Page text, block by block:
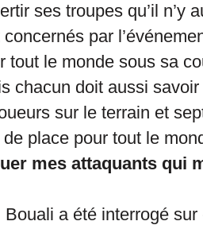
ses troupes qu’il n’y
par
tout le monde sous sa
chacun doit aussi savoir
sur le terrain et
de place pour tout le
mes attaquants qui
a été interrogé